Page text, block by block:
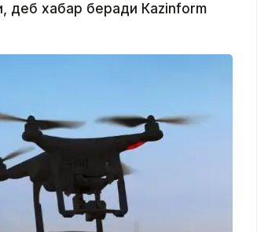
деб хабар беради Кazinform